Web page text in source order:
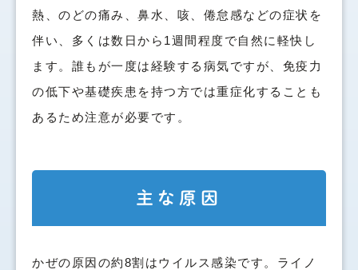
熱、のどの痛み、鼻水、咳、倦怠感などの症状を
伴い、多くは数日から1週間程度で自然に軽快し
ます。誰もが一度は経験する病気ですが、免疫力
の低下や基礎疾患を持つ方では重症化することも
あるため注意が必要です。
主な原因
かぜの原因の約8割はウイルス感染です。ライノ